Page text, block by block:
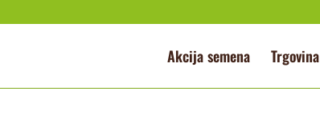
Akcija semena Trgovina